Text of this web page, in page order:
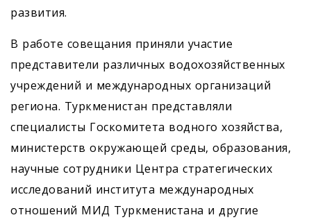
развития.
В работе совещания приняли участие
представители различных водохозяйственных
учреждений и международных организаций
региона. Туркменистан представляли
специалисты Госкомитета водного хозяйства,
министерств окружающей среды, образования,
научные сотрудники Центра стратегических
исследований института международных
отношений МИД Туркменистана и другие